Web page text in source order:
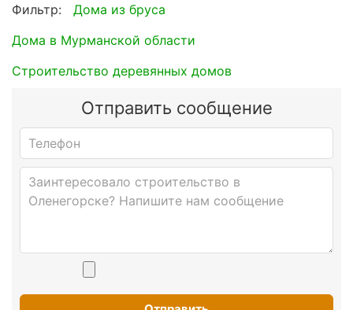
Фильтр:
Дома из бруса
Дома в Мурманской области
Строительство деревянных домов
Отправить сообщение